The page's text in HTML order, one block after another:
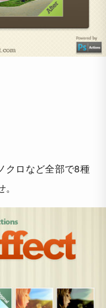
クロなど全部で8種